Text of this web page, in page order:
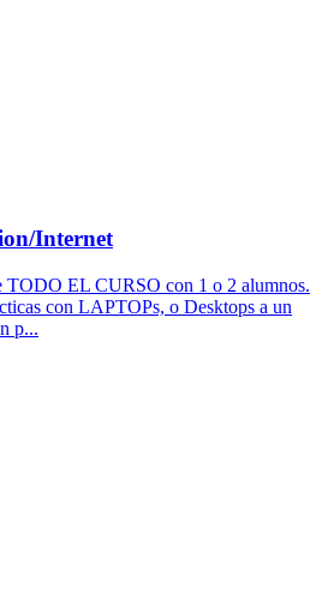
Internet
TODO EL CURSO con 1 o 2 alumnos.
con LAPTOPs, o Desktops a un
p...